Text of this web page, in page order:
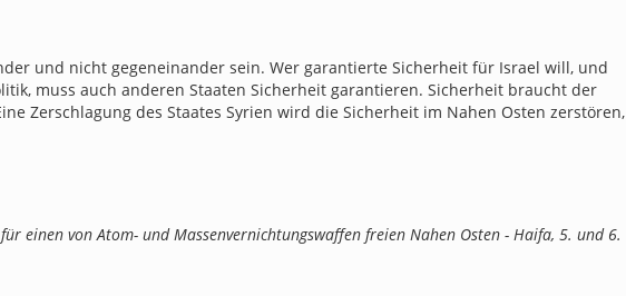
und nicht gegeneinander sein. Wer garantierte Sicherheit für Israel will, und
muss auch anderen Staaten Sicherheit garantieren. Sicherheit braucht der
Zerschlagung des Staates Syrien wird die Sicherheit im Nahen Osten zerstören,
einen von Atom- und Massenvernichtungswaffen freien Nahen Osten - Haifa, 5. und 6.